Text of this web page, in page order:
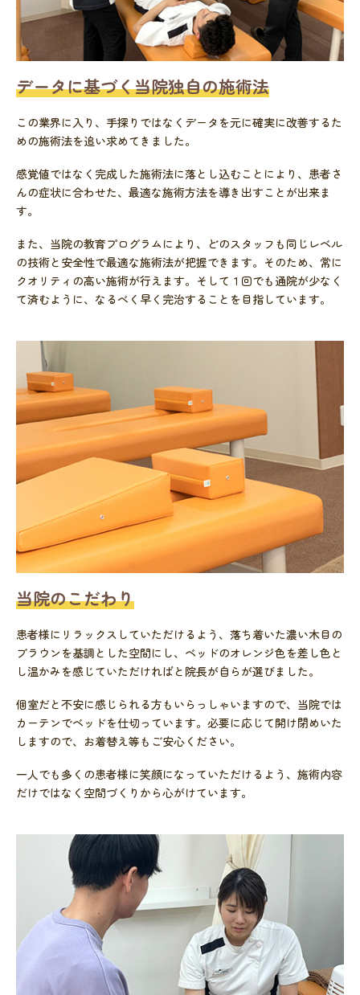
データに基づく当院独自の施術法
この業界に入り、手探りではなくデータを元に確実に改善するた
めの施術法を追い求めてきました。
感覚値ではなく完成した施術法に落とし込むことにより、患者さ
んの症状に合わせた、最適な施術方法を導き出すことが出来ま
す。
また、当院の教育プログラムにより、どのスタッフも同じレベル
の技術と安全性で最適な施術法が把握できます。そのため、常に
クオリティの高い施術が行えます。そして１回でも通院が少なく
て済むように、なるべく早く完治することを目指しています。
当院のこだわり
患者様にリラックスしていただけるよう、落ち着いた濃い木目の
ブラウンを基調とした空間にし、ベッドのオレンジ色を差し色と
し温かみを感じていただければと院長が自らが選びました。
個室だと不安に感じられる方もいらっしゃいますので、当院では
カーテンでベッドを仕切っています。必要に応じて開け閉めいた
しますので、お着替え等もご安心ください。
一人でも多くの患者様に笑顔になっていただけるよう、施術内容
だけではなく空間づくりから心がけています。